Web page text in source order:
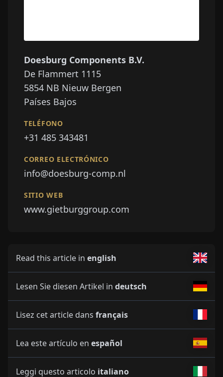
Doesburg Components B.V.
De Flammert 1115
5854 NB Nieuw Bergen
Países Bajos
TELÉFONO
+31 485 343481
CORREO ELECTRÓNICO
info@doesburg-comp.nl
SITIO WEB
www.gietburggroup.com
Read this article in english
Lesen Sie diesen Artikel in deutsch
Lisez cet article dans français
Lea este artículo en español
Leggi questo articolo italiano